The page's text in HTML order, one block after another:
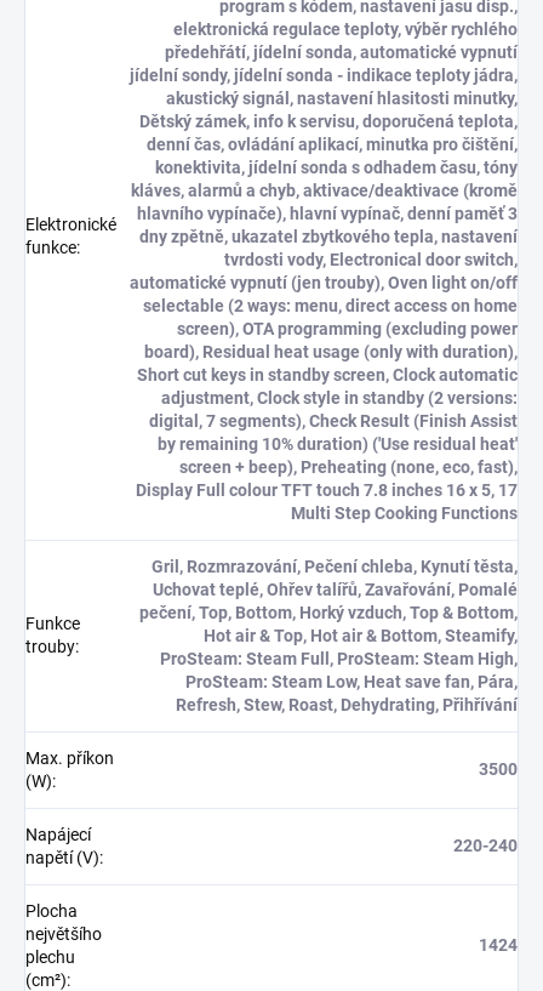
Elektronické
funkce:
program s kódem, nastavení jasu disp.,
elektronická regulace teploty, výběr rychlého
předehřátí, jídelní sonda, automatické vypnutí
jídelní sondy, jídelní sonda - indikace teploty jádra,
akustický signál, nastavení hlasitosti minutky,
Dětský zámek, info k servisu, doporučená teplota,
denní čas, ovládání aplikací, minutka pro čištění,
konektivita, jídelní sonda s odhadem času, tóny
kláves, alarmů a chyb, aktivace/deaktivace (kromě
hlavního vypínače), hlavní vypínač, denní paměť 3
dny zpětně, ukazatel zbytkového tepla, nastavení
tvrdosti vody, Electronical door switch,
automatické vypnutí (jen trouby), Oven light on/off
selectable (2 ways: menu, direct access on home
screen), OTA programming (excluding power
board), Residual heat usage (only with duration),
Short cut keys in standby screen, Clock automatic
adjustment, Clock style in standby (2 versions:
digital, 7 segments), Check Result (Finish Assist
by remaining 10% duration) ('Use residual heat'
screen + beep), Preheating (none, eco, fast),
Display Full colour TFT touch 7.8 inches 16 x 5, 17
Multi Step Cooking Functions
Funkce
trouby:
Gril, Rozmrazování, Pečení chleba, Kynutí těsta,
Uchovat teplé, Ohřev talířů, Zavařování, Pomalé
pečení, Top, Bottom, Horký vzduch, Top & Bottom,
Hot air & Top, Hot air & Bottom, Steamify,
ProSteam: Steam Full, ProSteam: Steam High,
ProSteam: Steam Low, Heat save fan, Pára,
Refresh, Stew, Roast, Dehydrating, Přihřívání
Max. příkon
(W):
3500
Napájecí
napětí (V):
220-240
Plocha
největšího
plechu
(cm²):
1424